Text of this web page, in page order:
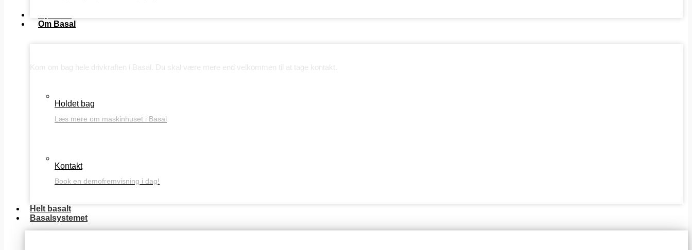
Om Basal
Kom om bag hele drivkraften i Basal. Du skal være mere end velkommen til at tage kontakt.
Holdet bag
Læs mere om maskinhuset i Basal
Kontakt
Book en demofremvisning i dag!
Helt basalt
Basalsystemet